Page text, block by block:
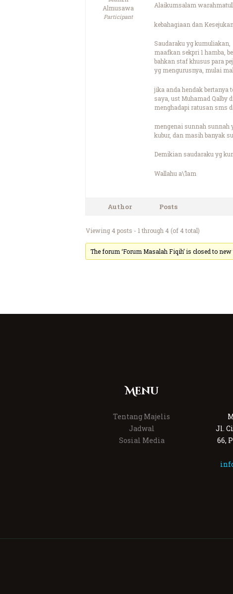
Almusawa
Participant
Alaikumsalam
kebahagiaan dan
Saudaraku yg kumuliakan,
maafkan sekpri 1 hamba,
bahkan staf khusus para
yg mengurusnya, mulai
jika anda hendak bertanya
saya, ust Muhamad Qalby
menghadapi ratusan sms
mengenai sunnah sunnah
kubur, dan masih banyak
Demikian saudaraku yg
Wallahu a\’lam
Author Posts
Viewing 4 posts - 1 through 4 (of 4 total)
The forum ‘Forum Masalah Fiqih’ is closed to new
Menu
Tentang Majelis
Jadwal
Sosial Media
Jl.
66,